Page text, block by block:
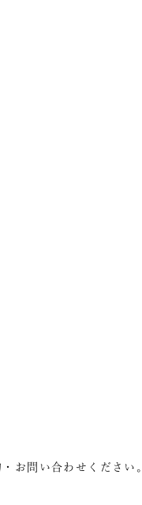
お問い合わせください。